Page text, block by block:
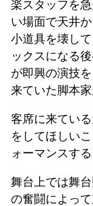
楽スタッフを
い場面で天井
小道具を壊し
ックスになる
が即興の演技
来ていた脚本家
客席に来てい
をしてほしい
ォーマンスす
舞台上では舞
の奮闘によっ